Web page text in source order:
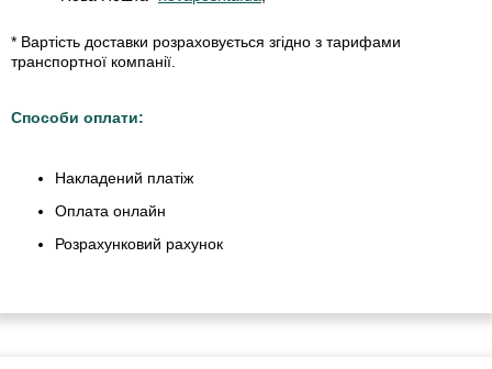
* Вартість доставки розраховується згідно з тарифами
транспортної компанії.
Способи оплати:
Накладений платіж
Оплата онлайн
Розрахунковий рахунок